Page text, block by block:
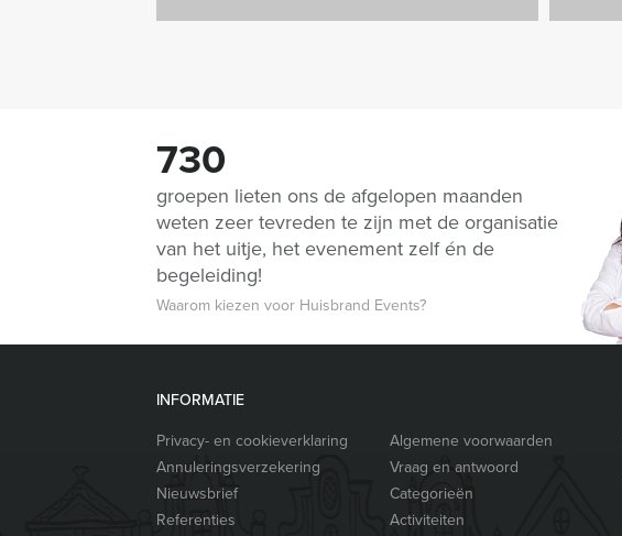
730
groepen lieten ons de afgelopen maanden
weten zeer tevreden te zijn met de organisatie
van het uitje, het evenement zelf én de
begeleiding!
Waarom kiezen voor Huisbrand Events?
INFORMATIE
Privacy- en cookieverklaring
Algemene voorwaarden
Annuleringsverzekering
Vraag en antwoord
Nieuwsbrief
Categorieën
Referenties
Activiteiten